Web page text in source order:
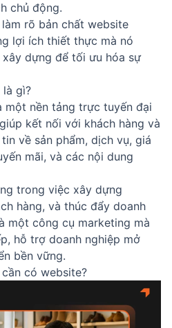
chủ động.
rõ bản chất website
lợi ích thiết thực mà nó
dựng để tối ưu hóa sự
là gì?
một nền tảng trực tuyến đại
kết nối với khách hàng và
về sản phẩm, dịch vụ, giá
mãi, và các nội dung
trong việc xây dựng
hàng, và thúc đẩy doanh
một công cụ marketing mà
hỗ trợ doanh nghiệp mở
bền vững.
có website?